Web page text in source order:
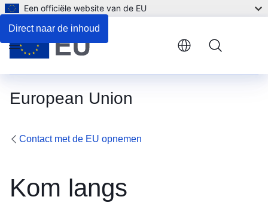
Direct naar de inhoud
Een officiële website van de EU
European Union
Menu
Contact met de EU opnemen
Kom langs